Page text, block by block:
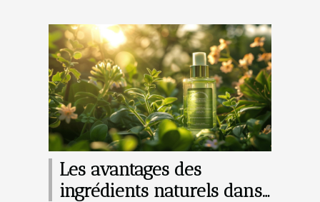
Les avantages des
ingrédients naturels dans